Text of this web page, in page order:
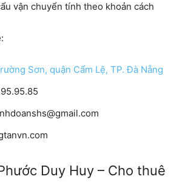
vận chuyển tính theo khoản cách
Sơn, quận Cẩm Lệ, TP. Đà Nẵng
Duy Huy – Cho thuê